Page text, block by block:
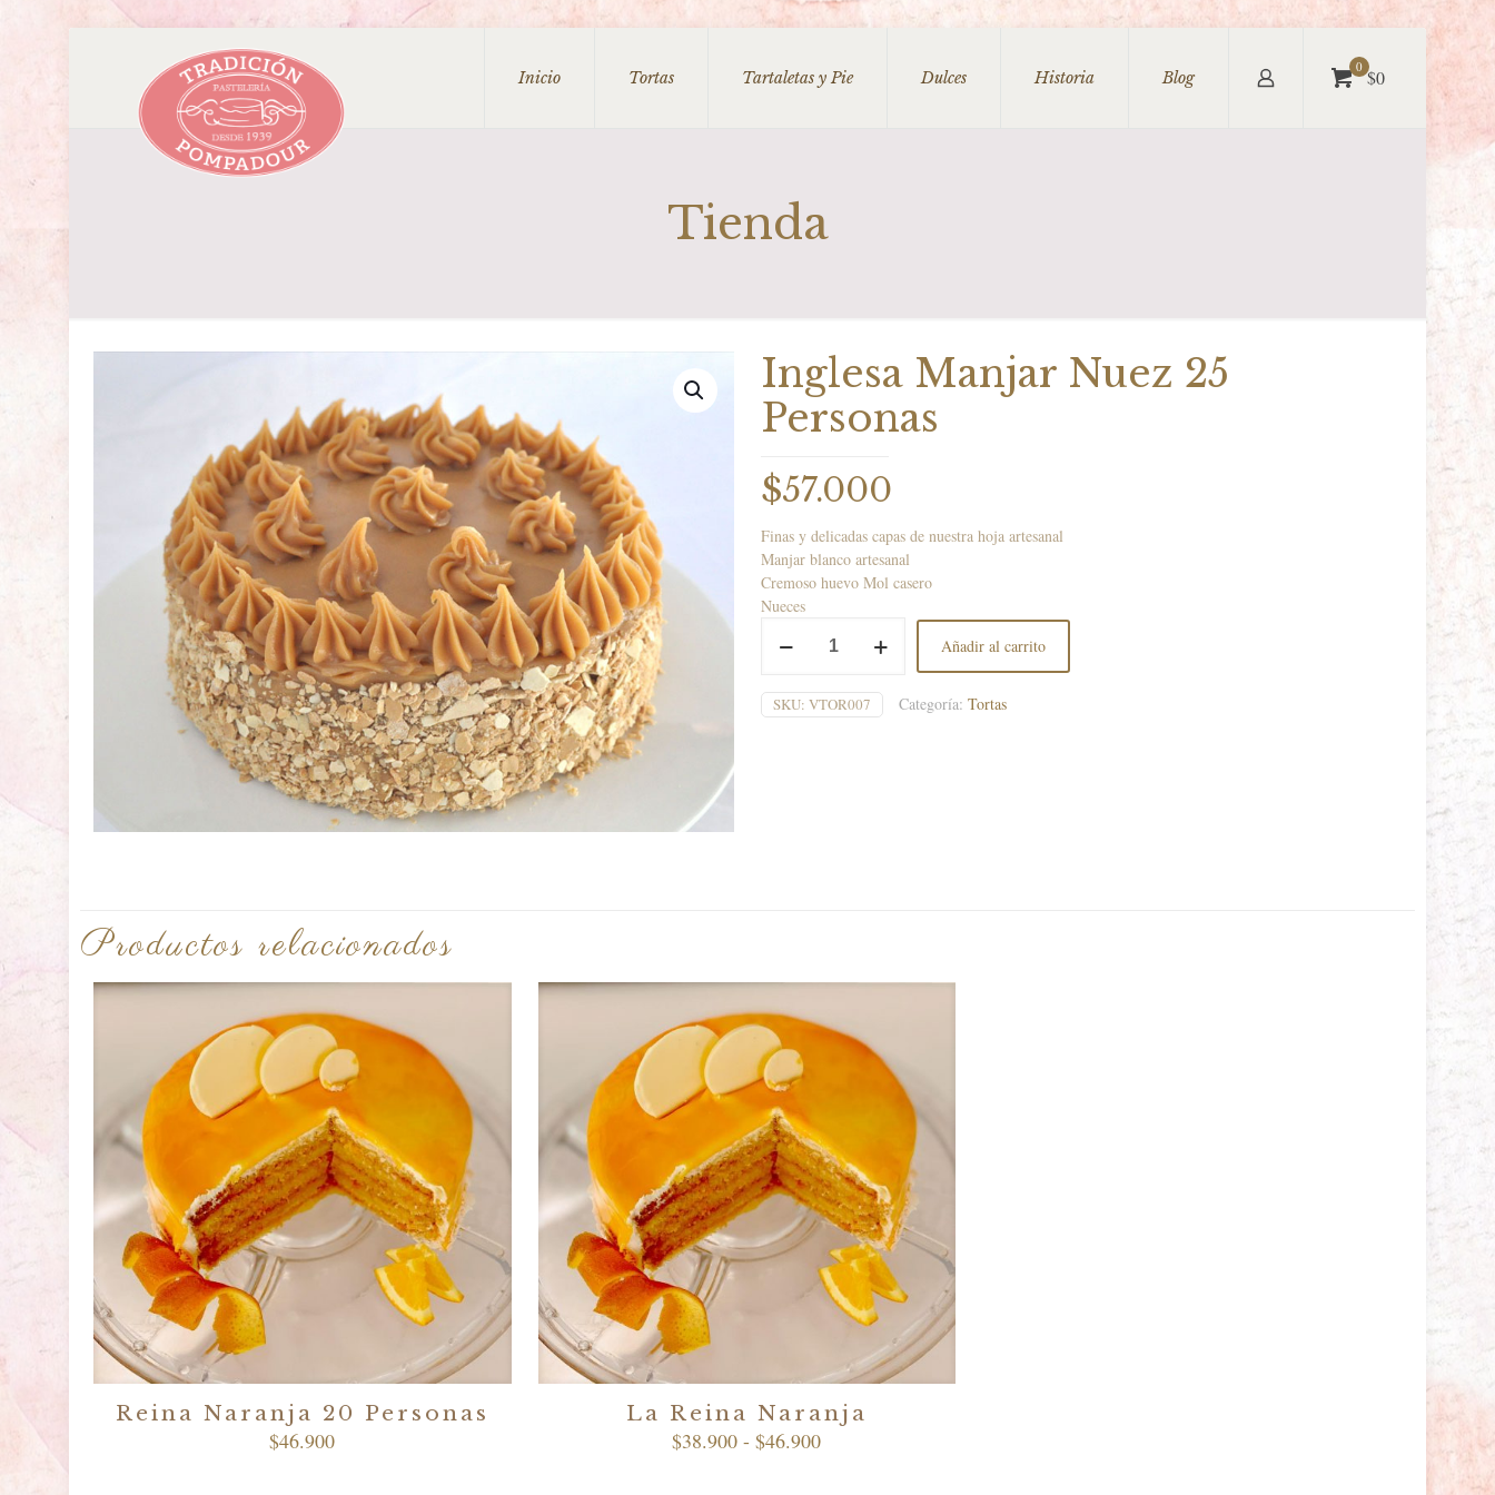
Inicio Tortas Tartaletas y Pie Dulces Historia Blog
0 $0
Tienda
Inglesa Manjar Nuez 25
Personas
$57.000
Finas y delicadas capas de nuestra hoja artesanal
Manjar blanco artesanal
Cremoso huevo Mol casero
Nueces
Manjar
25
Personas
Añadir al carrito
SKU: VTOR007 Categoría: Tortas
Productos relacionados
Reina Naranja 20 Personas
$46.900
La Reina Naranja
$38.900 - $46.900Rango